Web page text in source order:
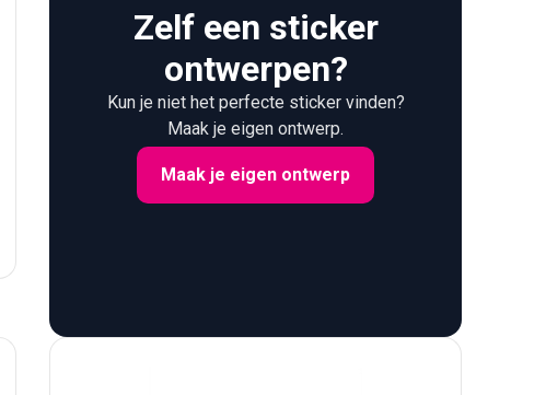
Zelf een sticker
ontwerpen?
Kun je niet het perfecte sticker vinden?
Maak je eigen ontwerp.
Maak je eigen ontwerp